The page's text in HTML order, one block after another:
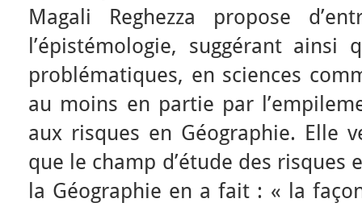
Magali Reghezza propose
l’épistémologie, suggérant ainsi
problématiques, en sciences
au moins en partie par
aux risques en Géographie. Elle
que le champ d’étude des risques
la Géographie en a fait : « la